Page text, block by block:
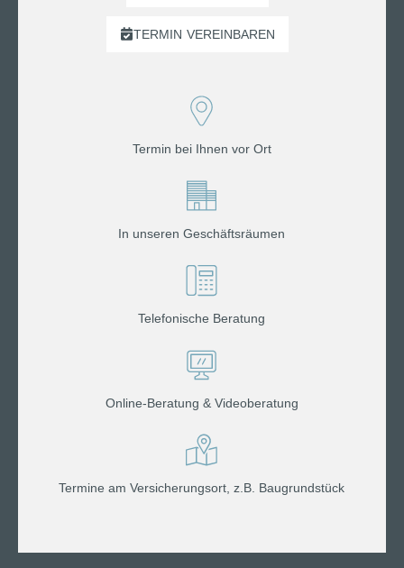
TERMIN VEREINBAREN
Termin bei Ihnen vor Ort
In unseren Geschäftsräumen
Telefonische Beratung
Online-Beratung & Videoberatung
Termine am Versicherungsort, z.B. Baugrundstück